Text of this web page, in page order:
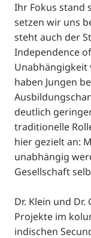
Ihr Fokus stand
setzen wir uns
steht auch der
Independence
Unabhängigkeit
haben Jungen
deutlich
traditionelle
hier gezielt an:
unabhängig
Gesellschaft
Dr. Klein und
Projekte im
indischen